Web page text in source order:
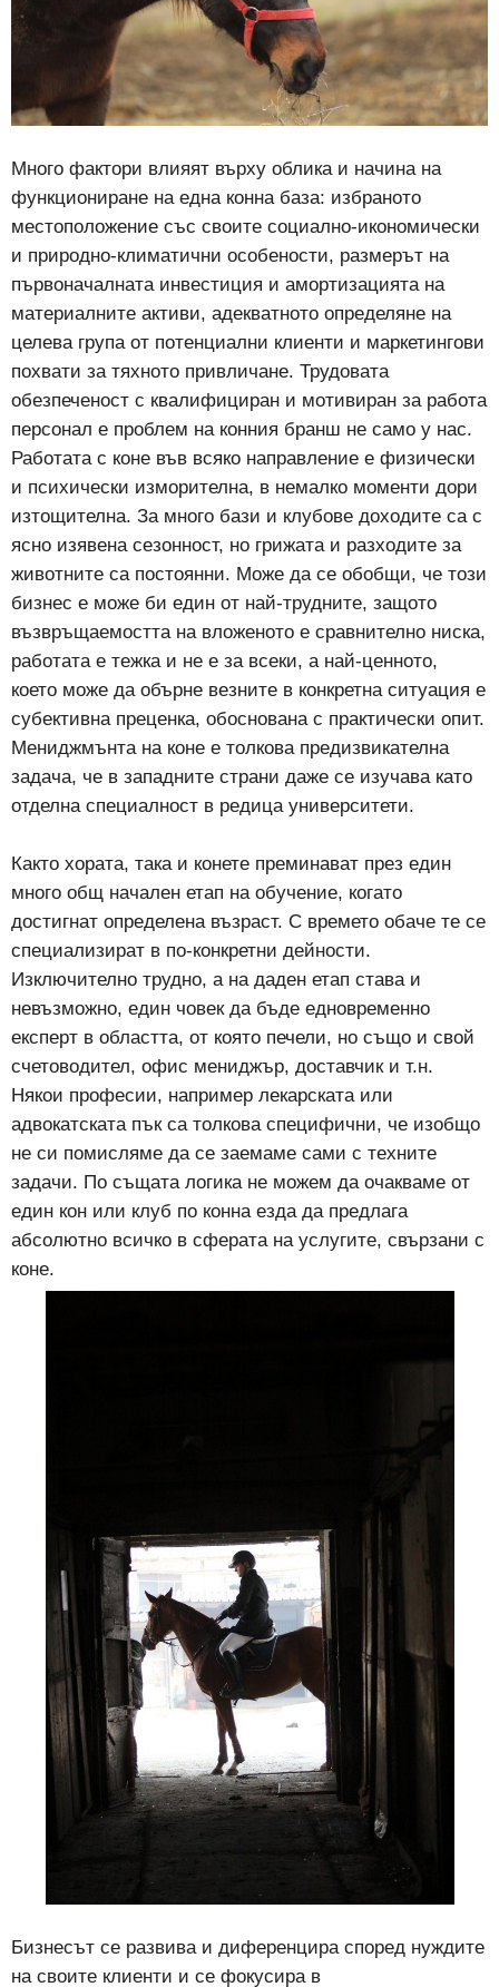
Много фактори влияят върху облика и начина на
функциониране на една конна база: избраното
местоположение със своите социално-икономически
и природно-климатични особености, размерът на
първоначалната инвестиция и амортизацията на
материалните активи, адекватното определяне на
целева група от потенциални клиенти и маркетингови
похвати за тяхното привличане. Трудовата
обезпеченост с квалифициран и мотивиран за работа
персонал е проблем на конния бранш не само у нас.
Работата с коне във всяко направление е физически
и психически изморителна, в немалко моменти дори
изтощителна. За много бази и клубове доходите са с
ясно изявена сезонност, но грижата и разходите за
животните са постоянни. Може да се обобщи, че този
бизнес е може би един от най-трудните, защото
възвръщаемостта на вложеното е сравнително ниска,
работата е тежка и не е за всеки, а най-ценното,
което може да обърне везните в конкретна ситуация е
субективна преценка, обоснована с практически опит.
Мениджмънта на коне е толкова предизвикателна
задача, че в западните страни даже се изучава като
отделна специалност в редица университети.
Както хората, така и конете преминават през един
много общ начален етап на обучение, когато
достигнат определена възраст. С времето обаче те се
специализират в по-конкретни дейности.
Изключително трудно, а на даден етап става и
невъзможно, един човек да бъде едновременно
експерт в областта, от която печели, но също и свой
счетоводител, офис мениджър, доставчик и т.н.
Някои професии, например лекарската или
адвокатската пък са толкова специфични, че изобщо
не си помисляме да се заемаме сами с техните
задачи. По същата логика не можем да очакваме от
един кон или клуб по конна езда да предлага
абсолютно всичко в сферата на услугите, свързани с
коне.
Бизнесът се развива и диференцира според нуждите
на своите клиенти и се фокусира в